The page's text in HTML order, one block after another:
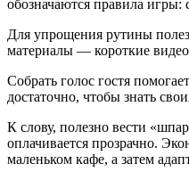
обозначаются правила
Для упрощения рутины
материалы — короткие
Собрать голос гостя
достаточно, чтобы знать
К слову, полезно вести
оплачивается прозрачно.
маленьком кафе, а затем